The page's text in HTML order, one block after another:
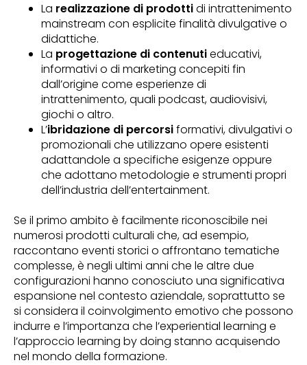
La realizzazione di prodottidi intrattenimento
mainstream con esplicite finalità divulgative o
didattiche.
La progettazione di contenutieducativi,
informativi o di marketing concepiti fin
dall’origine come esperienze di
intrattenimento, quali podcast, audiovisivi,
giochi o altro.
L’ibridazione di percorsiformativi, divulgativi o
promozionali che utilizzano opere esistenti
adattandole a specifiche esigenze oppure
che adottano metodologie e strumenti propri
dell’industria dell’entertainment.
Se il primo ambito è facilmente riconoscibile nei
numerosi prodotti culturali che, ad esempio,
raccontano eventi storici o affrontano tematiche
complesse, è negli ultimi anni che le altre due
configurazioni hanno conosciuto una significativa
espansione nel contesto aziendale, soprattutto se
si considera il coinvolgimento emotivo che possono
indurre e l’importanza che l’experiential learning e
l’approccio learning by doing stanno acquisendo
nel mondo della formazione.